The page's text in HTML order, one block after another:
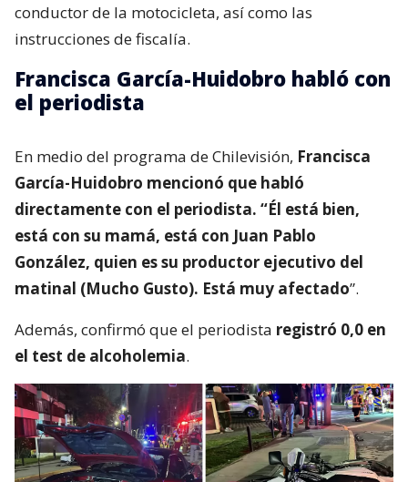
conductor de la motocicleta, así como las
instrucciones de fiscalía.
Francisca García-Huidobro habló con
el periodista
En medio del programa de Chilevisión, Francisca
García-Huidobro mencionó que habló
directamente con el periodista. “Él está bien,
está con su mamá, está con Juan Pablo
González, quien es su productor ejecutivo del
matinal (Mucho Gusto). Está muy afectado”.
Además, confirmó que el periodista registró 0,0 en
el test de alcoholemia.